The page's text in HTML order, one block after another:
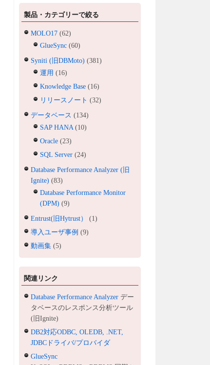
製品・カテゴリーで絞る
MOLO17 (62)
GlueSync (60)
Syniti (旧DBMoto) (381)
運用 (16)
Knowledge Base (16)
リリースノート (32)
データベース (134)
SAP HANA (10)
Oracle (23)
SQL Server (24)
Database Performance Analyzer (旧
Ignite) (83)
Database Performance Monitor
(DPM) (9)
Entrust(旧Hytrust）
(1)
導入ユーザ事例 (9)
動画集 (5)
関連リンク
Database Performance Analyzer デー
タベースのレスポンス分析ツール
(旧Ignite)
DB2対応ODBC, OLEDB, .NET,
JDBCドライバ/プロバイダ
GlueSync